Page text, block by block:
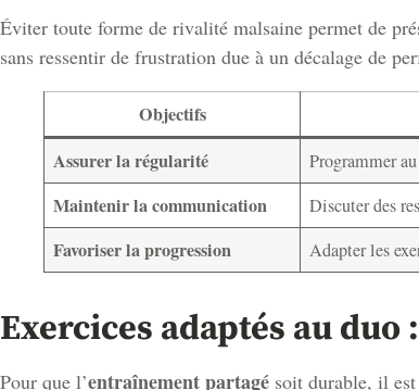
Éviter toute forme de rivalité malsaine permet de
sans ressentir de frustration due à un décalage de
Objectifs
Assurer la régularité
Programmer
Maintenir la communication Discuter des
Favoriser la progression Adapter les
Exercices adaptés au
Pour que l’entraînement partagé soit durable, il